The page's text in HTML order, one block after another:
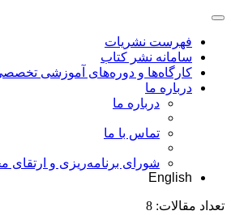
فهرست نشریات
سامانه نشر کتاب
کارگاه‌ها و دوره‌های آموزشی
درباره ما
درباره ما
تماس با ما
شورای برنامه‌ریزی و ارتقای
English
تعداد مقالات: 8